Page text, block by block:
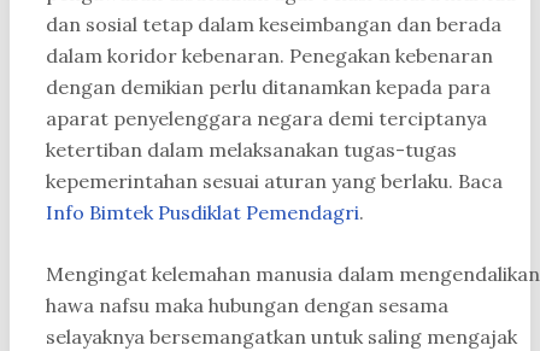
dan sosial tetap dalam keseimbangan dan berada
dalam koridor kebenaran. Penegakan kebenaran
dengan demikian perlu ditanamkan kepada para
aparat penyelenggara negara demi terciptanya
ketertiban dalam melaksanakan tugas-tugas
kepemerintahan sesuai aturan yang berlaku. Baca
Info Bimtek Pusdiklat Pemendagri.
Mengingat kelemahan manusia dalam mengendalikan
hawa nafsu maka hubungan dengan sesama
selayaknya bersemangatkan untuk saling mengajak